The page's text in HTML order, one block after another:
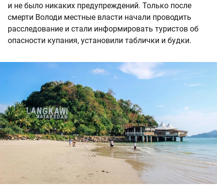
и не было никаких предупреждений. Только после
смерти Володи местные власти начали проводить
расследование и стали информировать туристов об
опасности купания, установили таблички и будки.